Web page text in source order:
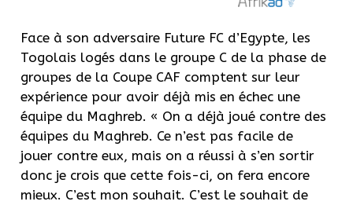
Face à son adversaire Future FC d’Egypte, les
Togolais logés dans le groupe C de la phase de
groupes de la Coupe CAF comptent sur leur
expérience pour avoir déjà mis en échec une
équipe du Maghreb. « On a déjà joué contre des
équipes du Maghreb. Ce n’est pas facile de
jouer contre eux, mais on a réussi à s’en sortir
donc je crois que cette fois-ci, on fera encore
mieux. C’est mon souhait. C’est le souhait de